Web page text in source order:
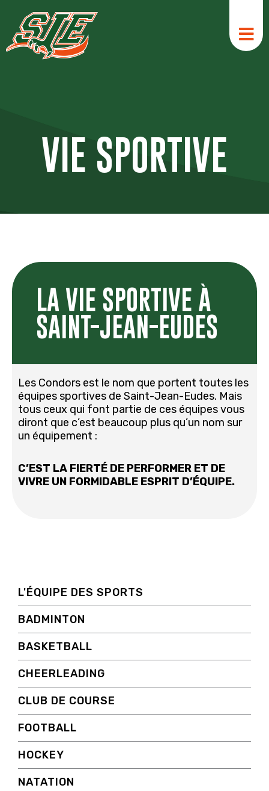
contenu
VIE SPORTIVE
LA VIE SPORTIVE À
SAINT-JEAN-EUDES
Les Condors est le nom que portent toutes les
équipes sportives de Saint-Jean-Eudes. Mais
tous ceux qui font partie de ces équipes vous
diront que c’est beaucoup plus qu’un nom sur
un équipement :
C’EST LA FIERTÉ DE PERFORMER ET DE
VIVRE UN FORMIDABLE ESPRIT D’ÉQUIPE.
L'ÉQUIPE DES SPORTS
BADMINTON
BASKETBALL
CHEERLEADING
CLUB DE COURSE
FOOTBALL
HOCKEY
NATATION